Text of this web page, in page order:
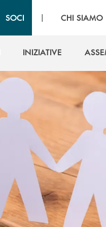
SOCI | CHI SIAMO
INIZIATIVE